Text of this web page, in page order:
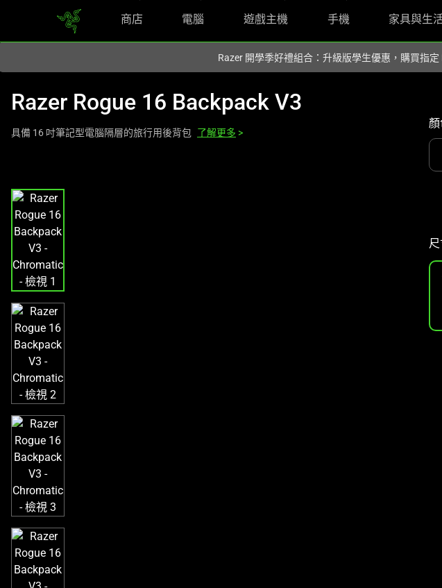
商店 電腦 遊戲主機 手機 家具與生
Razer 開學季好禮組合：升級版學生優惠，購買指
Razer Rogue 16 Backpack V3
具備 16 吋筆記型電腦隔層的旅行用後背包 了解更多 >
影
像
輪
播，
包
含
一
個
大
型
像
以
及
下
方
多
縮
圖。
選
擇
任